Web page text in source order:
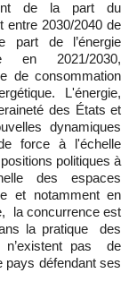
de la part du
entre 2030/2040 de
part de l’énergie
en 2021/2030,
de consommation
L'énergie,
des États et
dynamiques
force à l'échelle
politiques à
des espaces
et notamment en
la concurrence est
la pratique des
n’existent pas de
pays défendant ses